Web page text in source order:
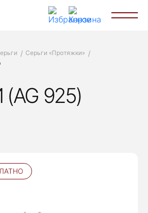
Серьги «Протяжки»
925)